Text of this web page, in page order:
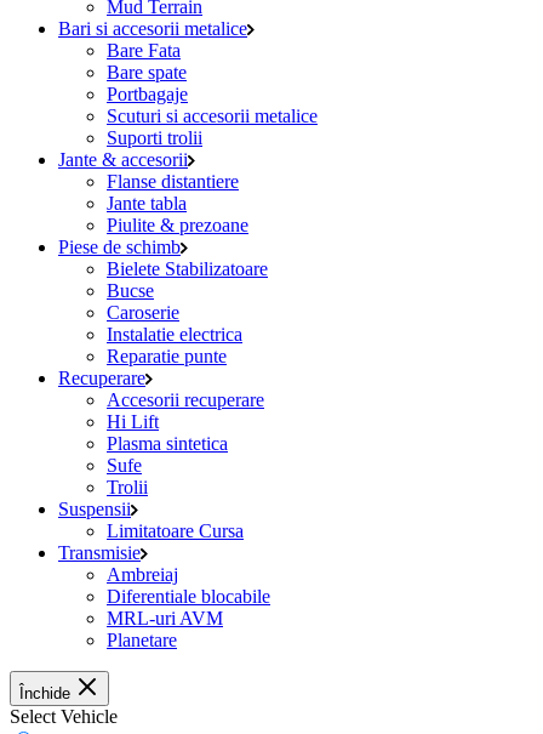
Mud Terrain
Bari si accesorii metalice
Bare Fata
Bare spate
Portbagaje
Scuturi si accesorii metalice
Suporti trolii
Jante & accesorii
Flanse distantiere
Jante tabla
Piulite & prezoane
Piese de schimb
Bielete Stabilizatoare
Bucse
Caroserie
Instalatie electrica
Reparatie punte
Recuperare
Accesorii recuperare
Hi Lift
Plasma sintetica
Sufe
Trolii
Suspensii
Limitatoare Cursa
Transmisie
Ambreiaj
Diferentiale blocabile
MRL-uri AVM
Planetare
Închide
Select Vehicle